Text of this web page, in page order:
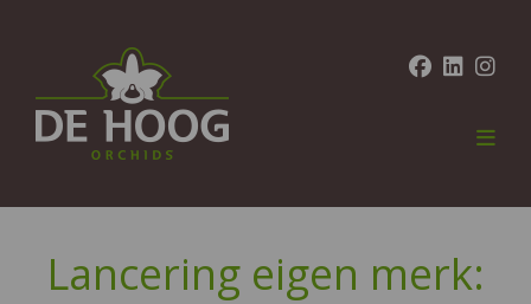
Lancering eigen merk: